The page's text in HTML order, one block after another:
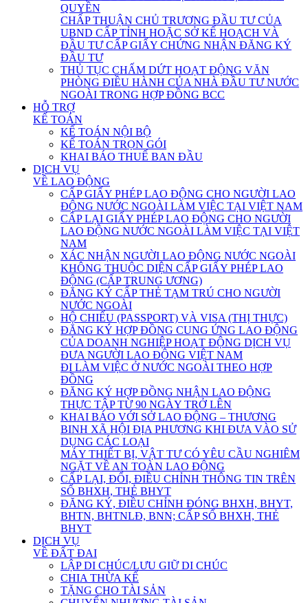
QUYỀN
CHẤP THUẬN CHỦ TRƯƠNG ĐẦU TƯ CỦA
UBND CẤP TỈNH HOẶC SỞ KẾ HOẠCH VÀ
ĐẦU TƯ CẤP GIẤY CHỨNG NHẬN ĐĂNG KÝ
ĐẦU TƯ
THỦ TỤC CHẤM DỨT HOẠT ĐỘNG VĂN
PHÒNG ĐIỀU HÀNH CỦA NHÀ ĐẦU TƯ NƯỚC
NGOÀI TRONG HỢP ĐỒNG BCC
HỖ TRỢ
KẾ TOÁN
KẾ TOÁN NỘI BỘ
KẾ TOÁN TRỌN GÓI
KHAI BÁO THUẾ BAN ĐẦU
DỊCH VỤ
VỀ LAO ĐỘNG
CẤP GIẤY PHÉP LAO ĐỘNG CHO NGƯỜI LAO
ĐỘNG NƯỚC NGOÀI LÀM VIỆC TẠI VIỆT NAM
CẤP LẠI GIẤY PHÉP LAO ĐỘNG CHO NGƯỜI
LAO ĐỘNG NƯỚC NGOÀI LÀM VIỆC TẠI VIỆT
NAM
XÁC NHẬN NGƯỜI LAO ĐỘNG NƯỚC NGOÀI
KHÔNG THUỘC DIỆN CẤP GIẤY PHÉP LAO
ĐỘNG (CẤP TRUNG ƯƠNG)
ĐĂNG KÝ CẤP THẺ TẠM TRÚ CHO NGƯỜI
NƯỚC NGOÀI
HỘ CHIẾU (PASSPORT) VÀ VISA (THỊ THỰC)
ĐĂNG KÝ HỢP ĐỒNG CUNG ỨNG LAO ĐỘNG
CỦA DOANH NGHIỆP HOẠT ĐỘNG DỊCH VỤ
ĐƯA NGƯỜI LAO ĐỘNG VIỆT NAM
ĐI LÀM VIỆC Ở NƯỚC NGOÀI THEO HỢP
ĐỒNG
ĐĂNG KÝ HỢP ĐỒNG NHẬN LAO ĐỘNG
THỰC TẬP TỪ 90 NGÀY TRỞ LÊN
KHAI BÁO VỚI SỞ LAO ĐỘNG – THƯƠNG
BINH XÃ HỘI ĐỊA PHƯƠNG KHI ĐƯA VÀO SỬ
DỤNG CÁC LOẠI
MÁY THIẾT BỊ, VẬT TƯ CÓ YÊU CẦU NGHIÊM
NGẶT VỀ AN TOÀN LAO ĐỘNG
CẤP LẠI, ĐỔI, ĐIỀU CHỈNH THÔNG TIN TRÊN
SỔ BHXH, THẺ BHYT
ĐĂNG KÝ, ĐIỀU CHỈNH ĐÓNG BHXH, BHYT,
BHTN, BHTNLĐ, BNN; CẤP SỔ BHXH, THẺ
BHYT
DỊCH VỤ
VỀ ĐẤT ĐAI
LẬP DI CHÚC/LƯU GIỮ DI CHÚC
CHIA THỪA KẾ
TẶNG CHO TÀI SẢN